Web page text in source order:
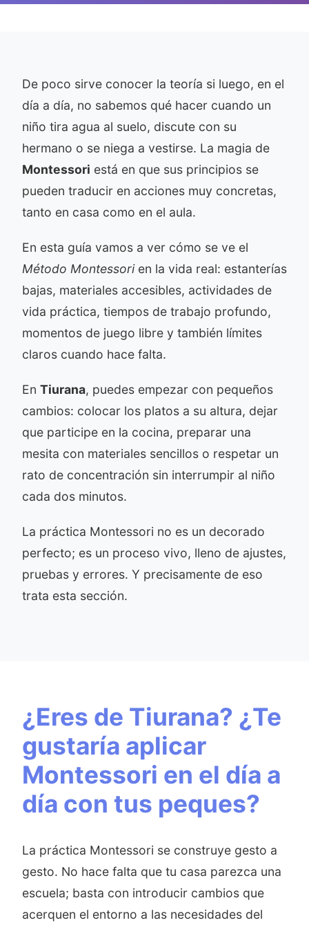
De poco sirve conocer la teoría si luego, en el
día a día, no sabemos qué hacer cuando un
niño tira agua al suelo, discute con su
hermano o se niega a vestirse. La magia de
Montessori está en que sus principios se
pueden traducir en acciones muy concretas,
tanto en casa como en el aula.
En esta guía vamos a ver cómo se ve el
Método Montessorien la vida real: estanterías
bajas, materiales accesibles, actividades de
vida práctica, tiempos de trabajo profundo,
momentos de juego libre y también límites
claros cuando hace falta.
En Tiurana, puedes empezar con pequeños
cambios: colocar los platos a su altura, dejar
que participe en la cocina, preparar una
mesita con materiales sencillos o respetar un
rato de concentración sin interrumpir al niño
cada dos minutos.
La práctica Montessori no es un decorado
perfecto; es un proceso vivo, lleno de ajustes,
pruebas y errores. Y precisamente de eso
trata esta sección.
¿Eres de Tiurana? ¿Te
gustaría aplicar
Montessori en el día a
día con tus peques?
La práctica Montessori se construye gesto a
gesto. No hace falta que tu casa parezca una
escuela; basta con introducir cambios que
acerquen el entorno a las necesidades del